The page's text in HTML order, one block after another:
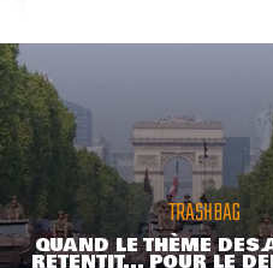
TRASHBAG
QUAND LE THÈME DES